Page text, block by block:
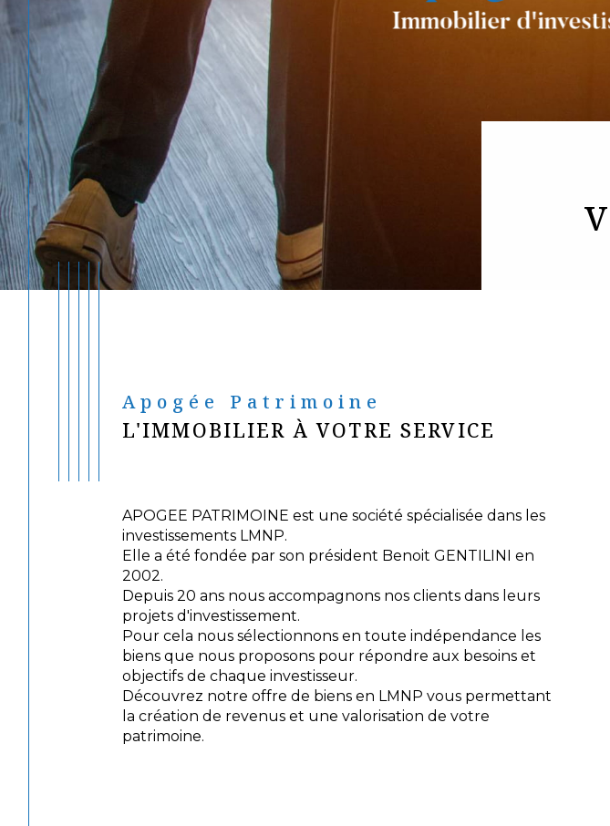
Apogée Patrimoine
L'IMMOBILIER À VOTRE SERVICE
APOGEE PATRIMOINE est une société spécialisée dans les
investissements LMNP.
Elle a été fondée par son président Benoit GENTILINI en
2002.
Depuis 20 ans nous accompagnons nos clients dans leurs
projets d'investissement.
Pour cela nous sélectionnons en toute indépendance les
biens que nous proposons pour répondre aux besoins et
objectifs de chaque investisseur.
Découvrez notre offre de biens en LMNP vous permettant
la création de revenus et une valorisation de votre
patrimoine.